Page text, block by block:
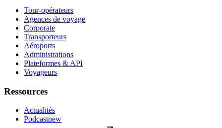
Tour-opérateurs
Agences de voyage
Corporate
Transporteurs
Aéroports
Administrations
Plateformes & API
Voyageurs
Ressources
Actualités
Podcastnew